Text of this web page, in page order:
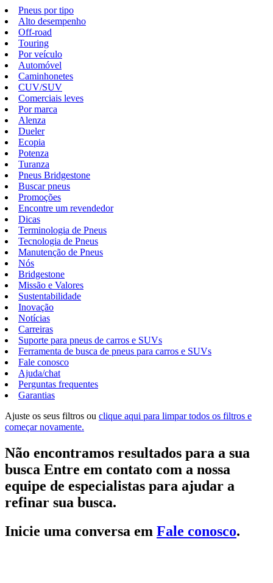
Pneus por tipo
Alto desempenho
Off-road
Touring
Por veículo
Automóvel
Caminhonetes
CUV/SUV
Comerciais leves
Por marca
Alenza
Dueler
Ecopia
Potenza
Turanza
Pneus Bridgestone
Buscar pneus
Promoções
Encontre um revendedor
Dicas
Terminologia de Pneus
Tecnologia de Pneus
Manutenção de Pneus
Nós
Bridgestone
Missão e Valores
Sustentabilidade
Inovação
Notícias
Carreiras
Suporte para pneus de carros e SUVs
Ferramenta de busca de pneus para carros e SUVs
Fale conosco
Ajuda/chat
Perguntas frequentes
Garantias
Ajuste os seus filtros ou clique aqui para limpar todos os filtros e
começar novamente.
Não encontramos resultados para a sua
busca Entre em contato com a nossa
equipe de especialistas para ajudar a
refinar sua busca.
Inicie uma conversa em Fale conosco.